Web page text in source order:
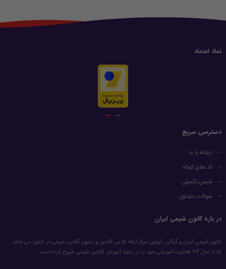
نماد اعتماد
دسترسی سریع
ارتباط با ما
کد های کوتاه
شیمی تکمیلی
سوالات متداول
در باره کانون شیمی ایران
کانون شیمی ایران و گرگان ، اولین مرکز ارائه کلاس آنلاین و آزمون آنلاین شیمی در کشور می باشد .
که از سال 84 فعالیت آموزشی خود را در زمینه آموزش آنلاین شیمی شروع کرده است .